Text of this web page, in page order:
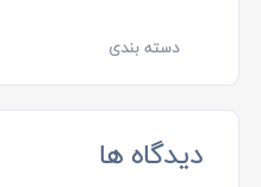
دسته بندی
دیدگاه ها